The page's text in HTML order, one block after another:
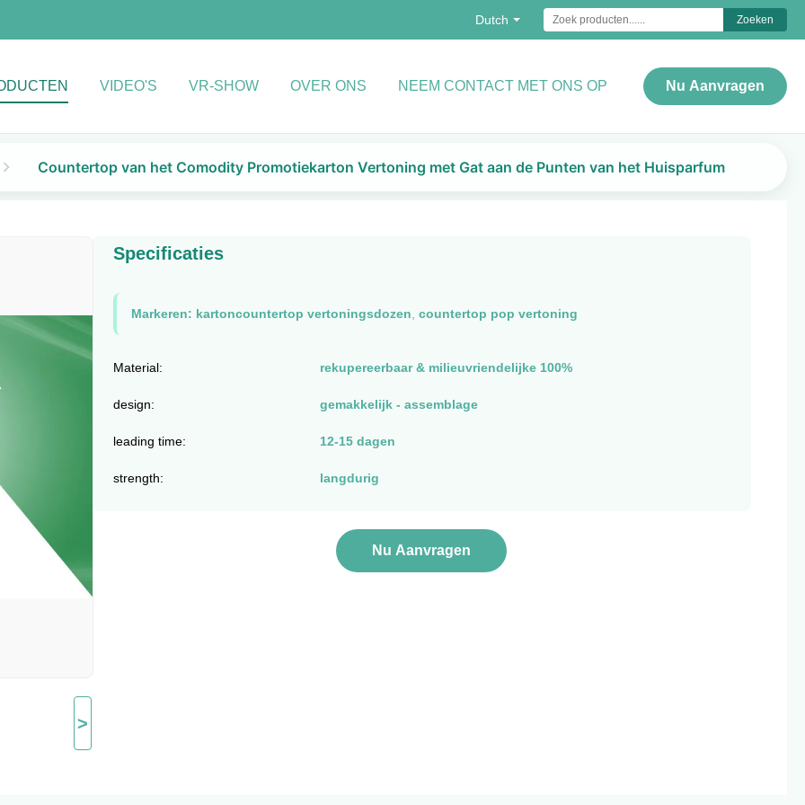
Dutch Zoeken
VIDEO'S VR-SHOW OVER ONS NEEM CONTACT MET ONS OP Nu Aanvragen
Countertop van het Comodity Promotiekarton Vertoning met Gat aan de Punten van het Huisparfum
>
Specificaties
Markeren: kartoncountertop vertoningsdozen countertop pop vertoning
Material: rekupereerbaar & milieuvriendelijke 100%
design: gemakkelijk - assemblage
leading time: 12-15 dagen
strength: langdurig
Nu Aanvragen